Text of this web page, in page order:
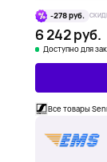
-278 руб.
6 242 руб.
Доступно для
Все товары